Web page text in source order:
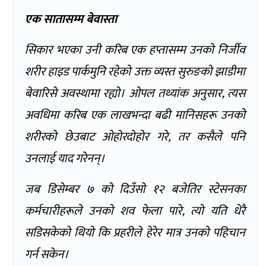
एक सातासम्म बेवास्ता
सिकार भएका उनी करिब एक हप्तासम्म उनको निर्जीव
शरीर हाइड पार्कमुनि रहेको उक्त व्यस्त सुरुङको झाडीमा
बेवारिसे अवस्थामा रह्यो। ओपल तथ्यांक अनुसार, त्यस
अवधिमा करिब एक लाखभन्दा बढी मानिसहरू उनको
शरीरको छेउबाट ओहोरदोहोर गरे, तर कसैले पनि
उनलाई याद गरेनन्।
जब डिसेम्बर ७ को दिउँसो १२ बजेतिर स्टेसनका
कर्मचारीहरूले उनको शव फेला पारे, त्यो यति धेरै
सडिसकेको थियो कि प्रहरीले हेरेर मात्र उनको पहिचान
गर्न सकेन।